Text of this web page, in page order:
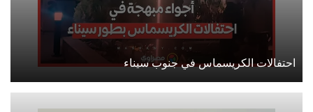
احتفالات الكريسماس في جنوب سيناء